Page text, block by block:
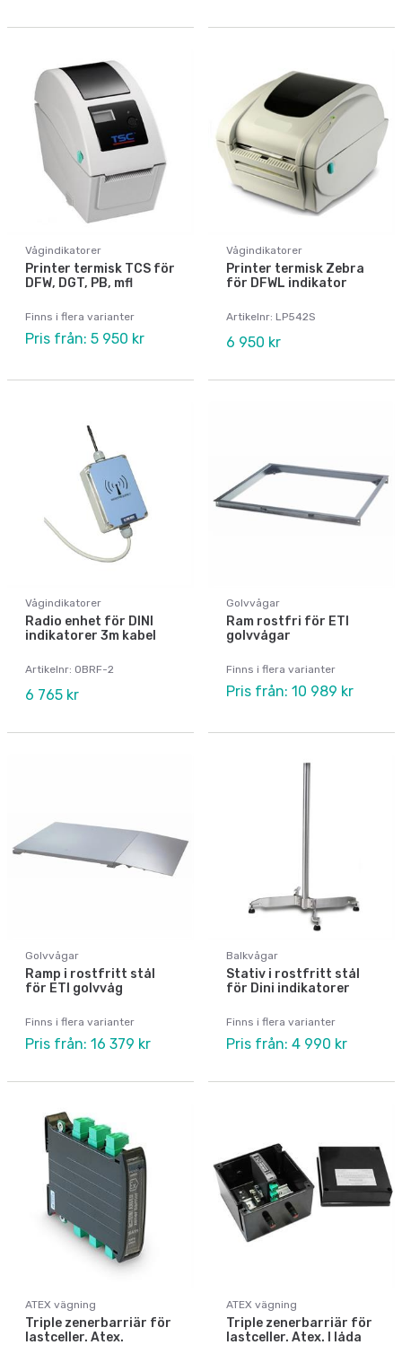
Vågindikatorer
Printer termisk TCS för
DFW, DGT, PB, mfl
Finns i flera varianter
Pris från: 5 950 kr
Vågindikatorer
Printer termisk Zebra
för DFWL indikator
Artikelnr: LP542S
6 950 kr
Vågindikatorer
Radio enhet för DINI
indikatorer 3m kabel
Artikelnr: OBRF-2
6 765 kr
Golvvågar
Ram rostfri för ETI
golvvågar
Finns i flera varianter
Pris från: 10 989 kr
Golvvågar
Ramp i rostfritt stål
för ETI golvvåg
Finns i flera varianter
Pris från: 16 379 kr
Balkvågar
Stativ i rostfritt stål
för Dini indikatorer
Finns i flera varianter
Pris från: 4 990 kr
ATEX vägning
Triple zenerbarriär för
lastceller. Atex.
ATEX vägning
Triple zenerbarriär för
lastceller. Atex. I låda